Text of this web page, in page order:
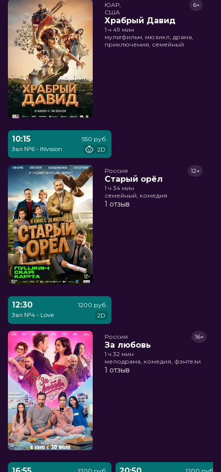
ЮАР,
США
Храбрый Давид
6+
1 ч 49 мин
мультфильм, мюзикл, драма,
приключения, семейный
10:15
Зал №6 - INvision
550 руб.
2D
Россия
Старый орёл
12+
1 ч 34 мин
семейный, комедия
1 отзыв
12:30
Зал №4 - Love
1200 руб.
2D
Россия
За любовь
16+
1 ч 32 мин
мелодрама, комедия, фэнтези
1 отзыв
1200 руб. 1200 руб.